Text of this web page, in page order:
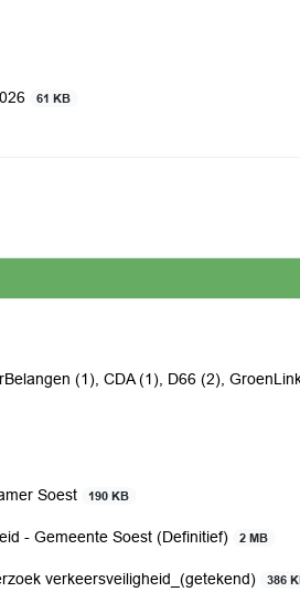
61 KB
(1), CDA (1), D66 (2),
Soest
190 KB
- Gemeente Soest (Definitief) 2 MB
verkeersveiligheid_(getekend) 386